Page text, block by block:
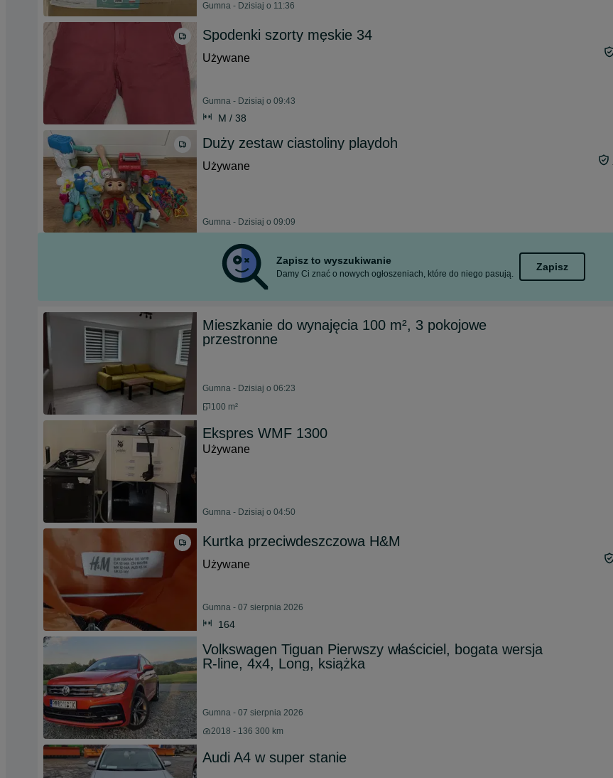
Gumna - Dzisiaj o 11:36
Spodenki szorty męskie 34
Używane
Gumna - Dzisiaj o 09:43
M / 38
Duży zestaw ciastoliny playdoh
Używane
Gumna - Dzisiaj o 09:09
Zapisz to wyszukiwanie
Damy Ci znać o nowych ogłoszeniach, które do niego pasują.
Zapisz
Mieszkanie do wynajęcia 100 m², 3 pokojowe
przestronne
Gumna - Dzisiaj o 06:23
100 m²
Ekspres WMF 1300
Używane
Gumna - Dzisiaj o 04:50
Kurtka przeciwdeszczowa H&M
Używane
Gumna - 07 sierpnia 2026
164
Volkswagen Tiguan Pierwszy właściciel, bogata wersja
R-line, 4x4, Long, książka
Gumna - 07 sierpnia 2026
2018 - 136 300 km
Audi A4 w super stanie